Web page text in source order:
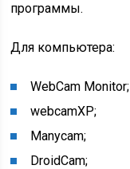
программы.
Для компьютера:
WebCam Monitor;
webcamXP;
Manycam;
DroidCam;